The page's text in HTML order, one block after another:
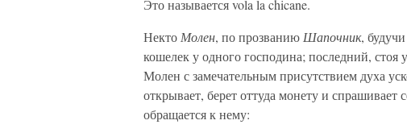
Это называется vola la chicane.
Некто Молен, по прозванию Шапочник,
кошелек у одного господина; последний, стоя
Молен с замечательным присутствием духа
открывает, берет оттуда монету и
обращается к нему: